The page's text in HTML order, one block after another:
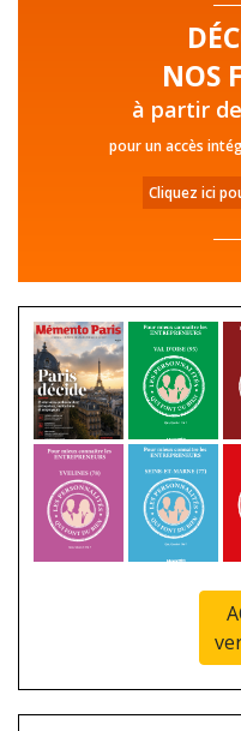
NOS
à partir
pour un accès
Cliquez ici